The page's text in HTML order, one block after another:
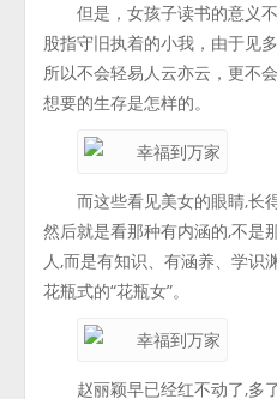
但是，女孩子读书的意义
股指守旧执着的小我，由于见
所以不会轻易人云亦云，更不
想要的生存是怎样的。
而这些看见美女的眼睛,长
然后就是看那种有内涵的,不是
人,而是有知识、有涵养、学识
花瓶式的“花瓶女”。
赵丽颖早已经红不动了,多